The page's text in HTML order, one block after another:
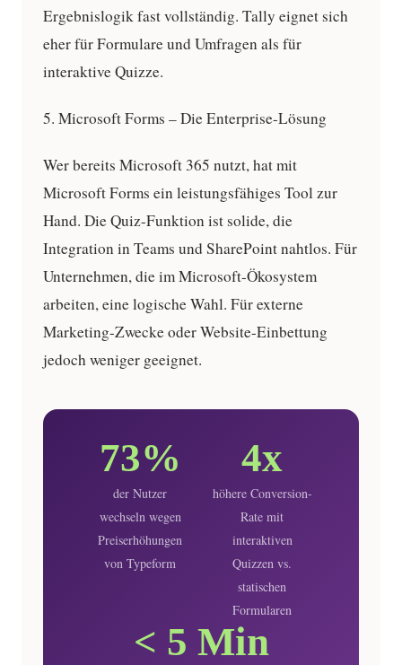
Ergebnislogik fast vollständig. Tally eignet sich
eher für Formulare und Umfragen als für
interaktive Quizze.
5. Microsoft Forms – Die Enterprise-Lösung
Wer bereits Microsoft 365 nutzt, hat mit
Microsoft Forms ein leistungsfähiges Tool zur
Hand. Die Quiz-Funktion ist solide, die
Integration in Teams und SharePoint nahtlos. Für
Unternehmen, die im Microsoft-Ökosystem
arbeiten, eine logische Wahl. Für externe
Marketing-Zwecke oder Website-Einbettung
jedoch weniger geeignet.
73%
der Nutzer
wechseln wegen
Preiserhöhungen
von Typeform
4x
höhere Conversion-
Rate mit
interaktiven
Quizzen vs.
statischen
Formularen
< 5 Min